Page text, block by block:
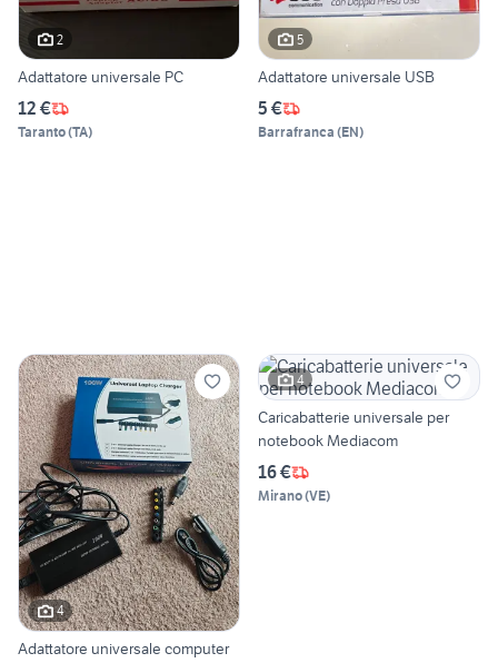
2
Adattatore universale PC
12 €
Taranto(TA)
5
Adattatore universale USB
5 €
Barrafranca (EN)
4
Adattatore universale computer
4
Caricabatterie universale per
notebook Mediacom
16 €
Mirano(VE)